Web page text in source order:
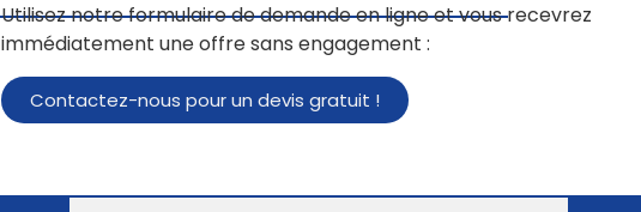
Utilisez notre formulaire de demande en ligne et vous recevrez
immédiatement une offre sans engagement :
Contactez-nous pour un devis gratuit !